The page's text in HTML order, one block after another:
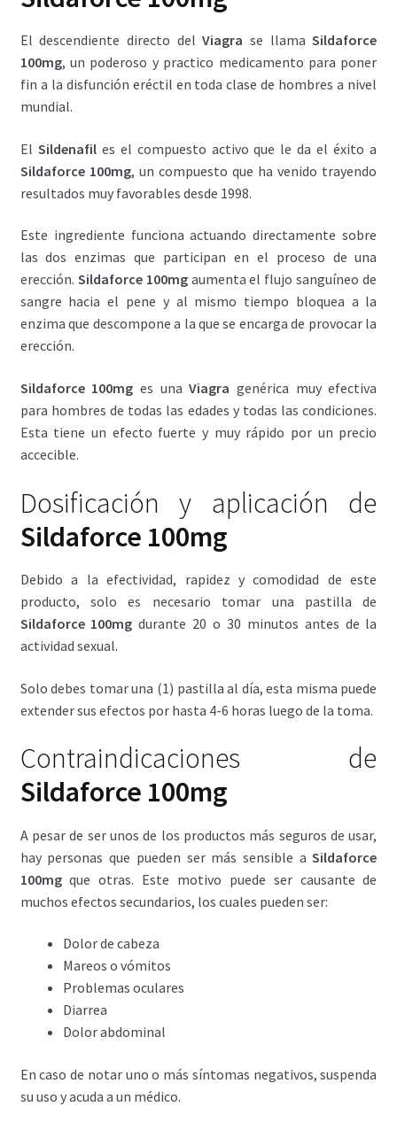
El descendiente directo delViagrase llamaSildaforce
100mg, un poderoso y practico medicamento para poner
fin a la disfunción eréctil en toda clase de hombres a nivel
mundial.
El Sildenafiles el compuesto activo que le da el éxito a
Sildaforce 100mg, un compuesto que ha venido trayendo
resultados muy favorables desde 1998.
Este ingrediente funciona actuando directamente sobre
las dos enzimas que participan en el proceso de una
erección. Sildaforce 100mgaumenta el flujo sanguíneo de
sangre hacia el pene y al mismo tiempo bloquea a la
enzima que descompone a la que se encarga de provocar la
erección.
Sildaforce 100mg es unaViagra genérica muy efectiva
para hombres de todas las edades y todas las condiciones.
Esta tiene un efecto fuerte y muy rápido por un precio
accecible.
Dosificación y aplicación de
Sildaforce 100mg
Debido a la efectividad, rapidez y comodidad de este
producto, solo es necesario tomar una pastilla de
Sildaforce 100mgdurante 20 o 30 minutos antes de la
actividad sexual.
Solo debes tomar una (1) pastilla al día, esta misma puede
extender sus efectos por hasta 4-6 horas luego de la toma.
Contraindicaciones de
Sildaforce 100mg
A pesar de ser unos de los productos más seguros de usar,
hay personas que pueden ser más sensible aSildaforce
100mgque otras. Este motivo puede ser causante de
muchos efectos secundarios, los cuales pueden ser:
Dolor de cabeza
Mareos o vómitos
Problemas oculares
Diarrea
Dolor abdominal
En caso de notar uno o más síntomas negativos, suspenda
su uso y acuda a un médico.